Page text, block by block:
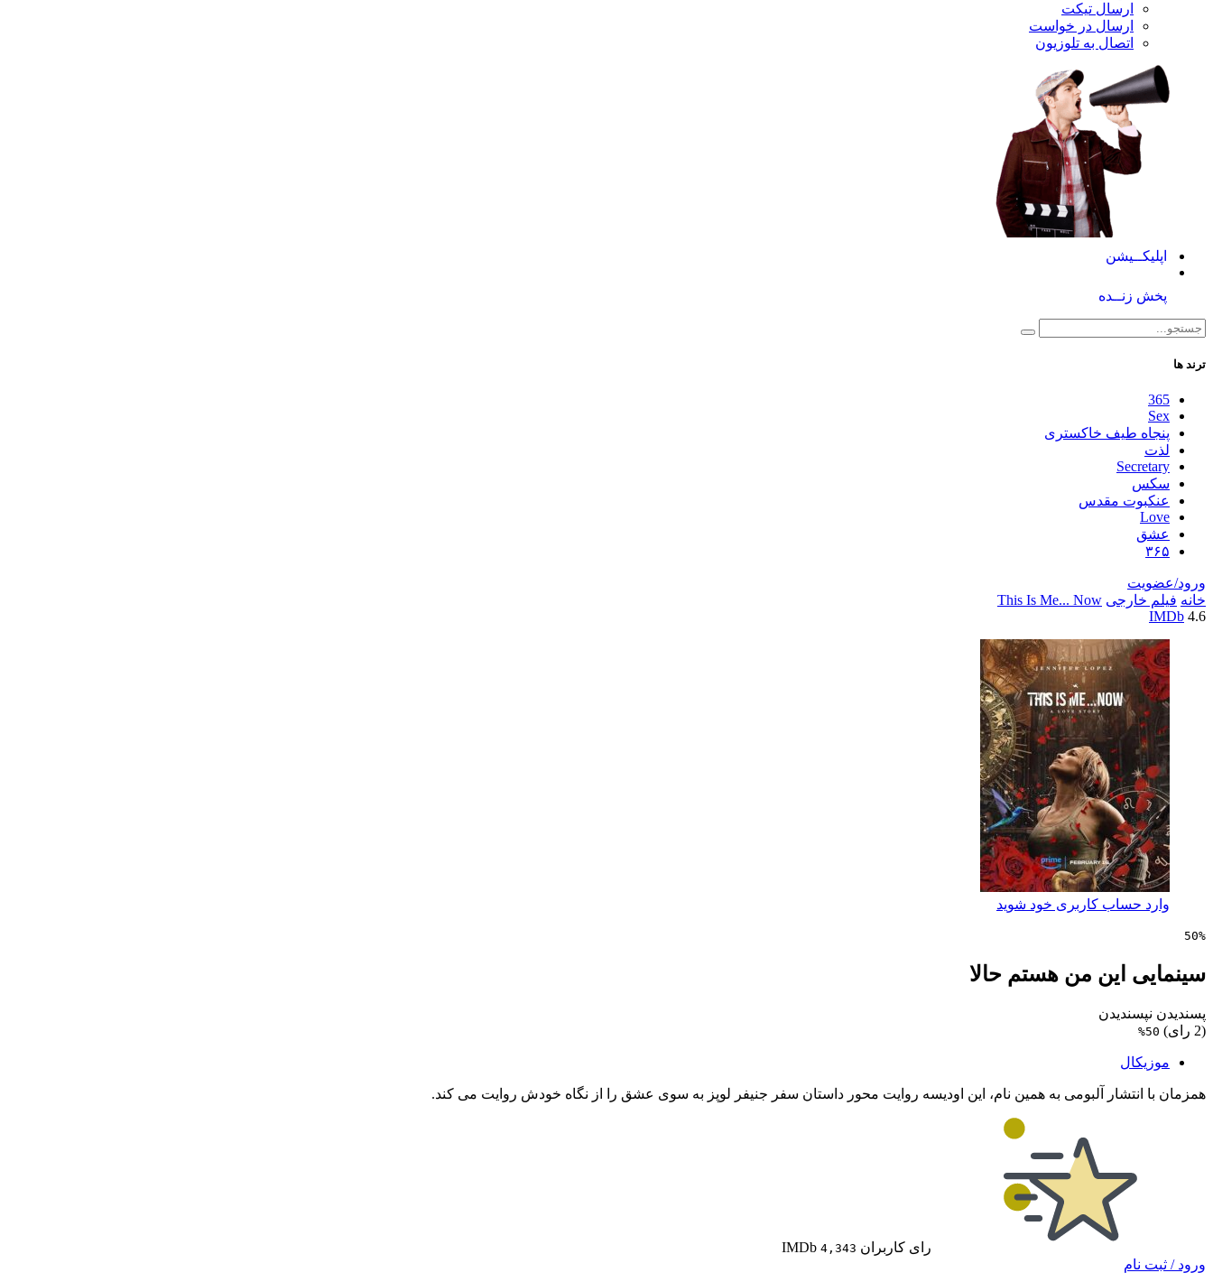
ارسال تیکت
ارسال در خواست
اتصال به تلوزیون
اپلیکــیشن
پخش زنــده
ترند ها
365
Sex
پنجاه طیف خاکستری
لذت
Secretary
سکس
عنکبوت مقدس
Love
عشق
۳۶۵
ورود/عضویت
خانه فیلم خارجی This Is Me... Now
IMDb 4.6
وارد حساب کاربری خود شوید
50%
سینمایی این من هستم حالا
پسندیدن نپسندیدن
(2 رای)
50%
موزیکال
همزمان با انتشار آلبومی به همین نام، این اودیسه روایت محور داستان سفر جنیفر لوپز به سوی عشق را از نگاه خودش روایت می کند.
رای کاربران IMDb 4,343
ورود / ثبت نام